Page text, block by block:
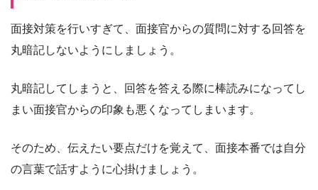
面接対策を行いすぎて、面接官からの質問に対する回答を
丸暗記しないようにしましょう。
丸暗記してしまうと、回答を答える際に棒読みになってし
まい面接官からの印象も悪くなってしまいます。
そのため、伝えたい要点だけを覚えて、面接本番では自分
の言葉で話すように心掛けましょう。